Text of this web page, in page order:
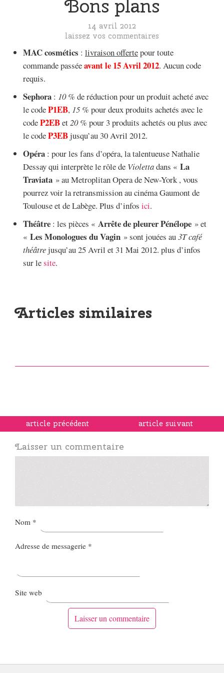
Bons plans
14 avril 2012
laissez vos commentaires
MAC cosmétics : livraison offertepour toute
commande passéeavant le 15 Avril 2012. Aucun code
requis.
Sephora : 10 %de réduction pour un produit acheté avec
le codeP1EB, 15 %pour deux produits achetés avec le
codeP2EBet20 %pour 3 produits achetés ou plus avec
le codeP3EBjusqu’au 30 Avril 2012.
Opéra : pour les fans d’opéra, la talentueuse Nathalie
Dessay qui interprète le rôle de Violettadans « La
Traviata » au Metroplitan Opera de New-York , vous
pourrez voir la retransmission au cinéma Gaumont de
Toulouse et de Labège. Plus d’infos ici.
Théâtre : les pièces « Arrête de pleurer Pénélope » et
« Les Monologues du Vagin » sont jouées au3T café
théâtrejusqu’au 25 Avril et 31 Mai 2012. plus d’infos
sur lesite.
Articles similaires
article précédent article suivant
Laisser un commentaire
Nom *
Adresse de messagerie *
Site web